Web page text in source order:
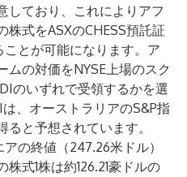
しており、これによりアフ
株式をASXのCHESS預託証
とが可能になります。ア
ムの対価をNYSE上場のスク
のいずれで受領するかを選
、オーストラリアのS&P指
と予想されています。
の終値（247.26米ドル）
式1株は約126.21豪ドルの